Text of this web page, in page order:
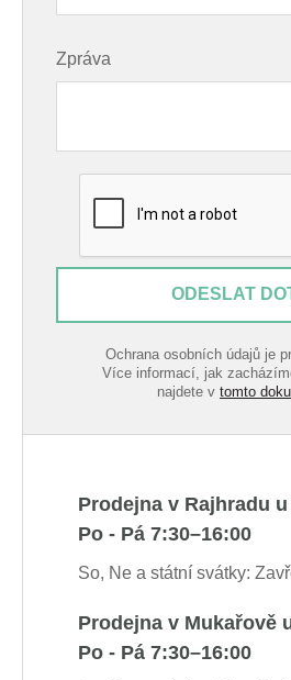
Zpráva
ODESLAT
Ochrana osobních údajů je
Více informací, jak
najdete v tomto
Prodejna v Rajhradu
Po - Pá 7:30–16:00
So, Ne a státní svátky:
Prodejna v Mukařově
Po - Pá 7:30–16:00